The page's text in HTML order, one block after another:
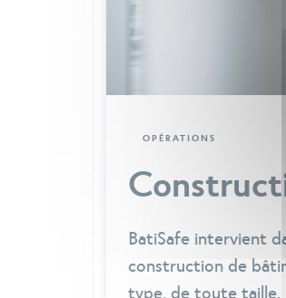
OPÉRATIONS
BatiSafe intervient
construction de
type, de toute